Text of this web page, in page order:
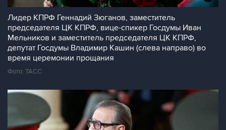
Лидер КПРФ Геннадий Зюганов, заместитель
председателя ЦК КПРФ, вице-спикер Госдумы Иван
Мельников и заместитель председателя ЦК КПРФ,
депутат Госдумы Владимир Кашин (слева направо) во
время церемонии прощания
Фото: ТАСС